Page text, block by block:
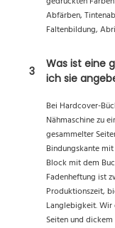
Abfärben,
Faltenbildung,
3
Was ist eine
ich sie
Bei Hardcover-
Nähmaschine zu
gesammelter
Bindungskante
Block mit dem
Fadenheftung ist
Produktionszeit,
Langlebigkeit.
Seiten und